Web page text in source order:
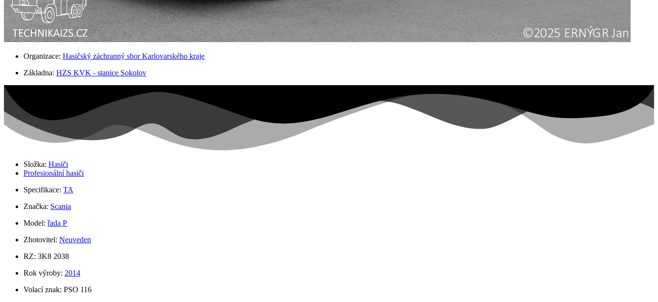
Organizace: Hasičský záchranný sbor Karlovarského kraje
Základna: HZS KVK - stanice Sokolov
Složka: Hasiči
Profesionální hasiči
Specifikace: TA
Značka: Scania
Model: řada P
Zhotovitel: Neuveden
RZ: 3K8 2038
Rok výroby: 2014
Volací znak: PSO 116